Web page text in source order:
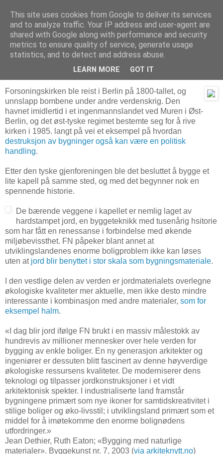
Arkitektur & Miljøteknologi
29 mars 2006
Kapelle der Versöhnung i Berlin
Forsoningskirken ble reist i Berlin på 1800-tallet, og
unnslapp bombene under andre verdenskrig. Den
havnet imidlertid i et ingenmannslandet ved Muren i Øst-
Berlin, og det øst-tyske regimet bestemte seg for å rive
kirken i 1985. langt på vei et eksempel på hvordan
destruksjon av bygninger også kan være en politisk
handling.
Etter den tyske gjenforeningen ble det besluttet å bygge et
lite kapell på samme sted, og med det begynner nok en
spennende historie.
De bærende veggene i kapellet er nemlig laget av
hardstampet jord, en byggeteknikk med tusenårig hsitorie
som har fått en renessanse i forbindelse med økende
miljøbevissthet. FN påpeker blant annet at
utviklingslandenes enorme boligproblem ikke kan løses
uten at jord blir benyttet i stor skala som bygningsmateriale.
I den vestlige delen av verden er jordmaterialets overlegne
økologiske kvaliteter mer aktuelle, men ikke desto mindre
interessante i kombinasjon med andre materialer, som for
eksempel halm.
«I dag blir jord ifølge FN brukt i en massiv målestokk av
hundrevis av millioner mennesker over hele verden for
bygging av enkle boliger. En ny generasjon arkitekter og
ingeniører er dessuten blitt fascinert av denne høyverdige
økologiske ressursens kvaliteter. De moderniserer dens
teknologi og tilpasser jordkonstruksjoner i et vidt
arkitektonisk spekter. I industrialiserte land framstår
bygningene primært som nye ikoner for samtidskreativitet i
stilige boliger og øko-livsstil; i utviklingsland primært som et
middel for å imøtekomme den enorme bolignødens
utfordringer.»
Jean Dethier, Ruth Eaton; «Bygging med naturlige
materialer». Byggekunst nr. 7, 2003 (via arkiteknytt.no)
This site uses cookies from Google to deliver its services
and to analyze traffic. Your IP address and user-agent are
shared with Google along with performance and security
metrics to ensure quality of service, generate usage
statistics, and to detect and address abuse.
LEARN MORE GOT IT